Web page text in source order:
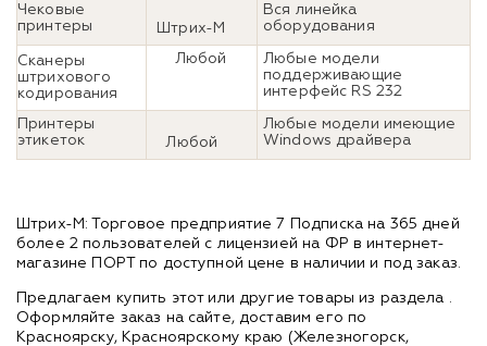
Чековые
принтеры
Штрих-М
Вся линейка
оборудования
Сканеры
штрихового
кодирования
Любой
Любые модели
поддерживающие
интерфейс RS 232
Принтеры
этикеток
Любой
Любые модели имеющие
Windows драйвера
Штрих-М: Торговое предприятие 7 Подписка на 365 дней
более 2 пользователей с лицензией на ФР в интернет-
магазине ПОРТ по доступной цене в наличии и под заказ.
Предлагаем купить этот или другие товары из раздела .
Оформляйте заказ на сайте, доставим его по
Красноярску, Красноярскому краю (Железногорск,